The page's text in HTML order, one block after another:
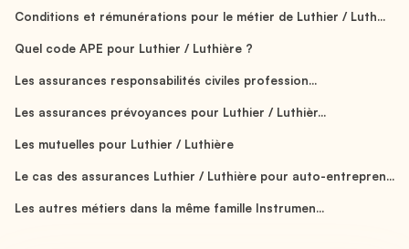
Conditions et rémunérations pour le métier de Luthier / Luth...
Quel code APE pour Luthier / Luthière ?
Les assurances responsabilités civiles profession...
Les assurances prévoyances pour Luthier / Luthièr...
Les mutuelles pour Luthier / Luthière
Le cas des assurances Luthier / Luthière pour auto-entrepren...
Les autres métiers dans la même famille Instrumen...